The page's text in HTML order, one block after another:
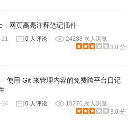
- 网页高亮注释笔记插件
21 0 人评论
24288 次人浏览
3.0 分
- 使用 Git 来管理内容的免费跨平台日记
14 0 人评论
15270 次人浏览
3.0 分